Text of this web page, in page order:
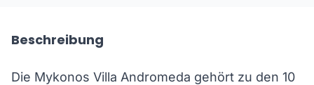
Beschreibung
Die Mykonos Villa Andromeda gehört zu den 10